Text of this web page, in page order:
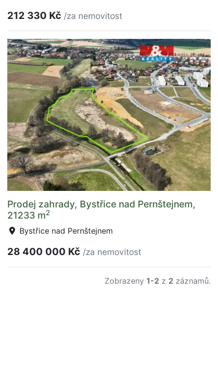
212 330 Kč /za nemovitost
Prodej zahrady, Bystřice nad Pernštejnem,
21233 m2
Bystřice nad Pernštejnem
28 400 000 Kč /za nemovitost
Zobrazeny 1-2 z 2 záznamů.